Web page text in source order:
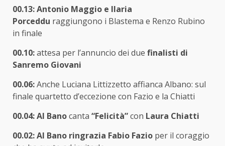
00.13:Antonio Maggio e Ilaria
Porceddu raggiungono i Blastema e Renzo Rubino
in finale
00.10:attesa per l’annuncio dei due finalisti di
Sanremo Giovani
00.06:Anche Luciana Littizzetto affianca Albano: sul
finale quartetto d’eccezione con Fazio e la Chiatti
00.04: Al Banocanta “Felicità”con Laura Chiatti
00.02: Al Bano ringrazia Fabio Fazio per il coraggio